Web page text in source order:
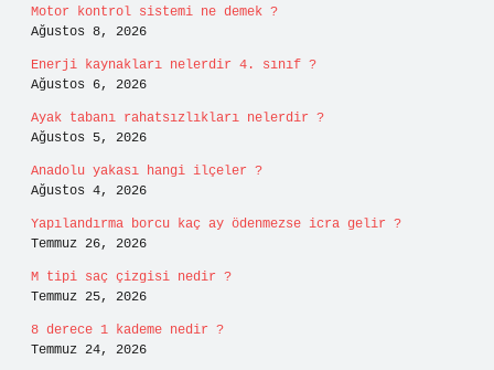
Motor kontrol sistemi ne demek ?
Ağustos 8, 2026
Enerji kaynakları nelerdir 4. sınıf ?
Ağustos 6, 2026
Ayak tabanı rahatsızlıkları nelerdir ?
Ağustos 5, 2026
Anadolu yakası hangi ilçeler ?
Ağustos 4, 2026
Yapılandırma borcu kaç ay ödenmezse icra gelir ?
Temmuz 26, 2026
M tipi saç çizgisi nedir ?
Temmuz 25, 2026
8 derece 1 kademe nedir ?
Temmuz 24, 2026